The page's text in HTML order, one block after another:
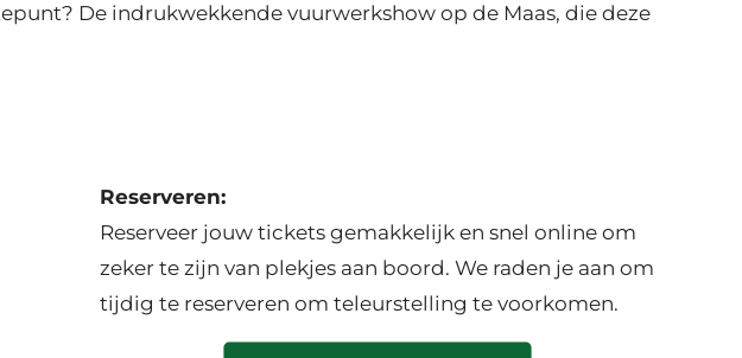
De indrukwekkende vuurwerkshow op de Maas, die deze
Reserveren:
Reserveer jouw tickets gemakkelijk en snel online om
zeker te zijn van plekjes aan boord. We raden je aan om
tijdig te reserveren om teleurstelling te voorkomen.